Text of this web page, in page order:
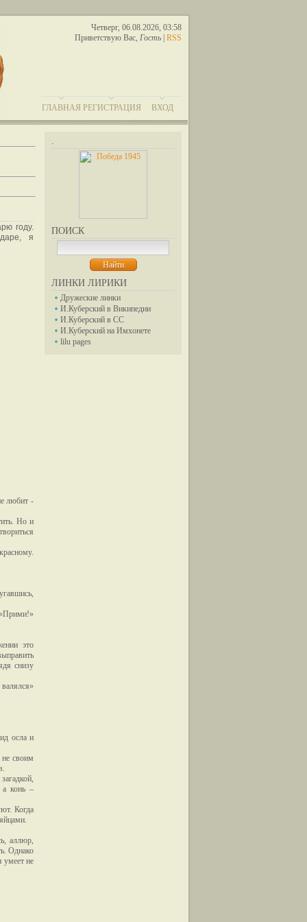
Четверг, 06.08.2026, 03:58
Приветствую Вас, Гость RSS
ГЛАВНАЯ РЕГИСТРАЦИЯ ВХОД
.
ПОИСК
ЛИНКИ ЛИРИКИ
Дружеские линки
И.Куберский в Википедии
И.Куберский в СС
И.Куберский на Имхонете
lilu pages
году.
я
любит -
Но и
«Прими!»
это
снизу
осла и
своим
а конь –
Когда
аллюр,
Однако
не